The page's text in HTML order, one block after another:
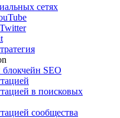
сетях
SEO
в поисковых
сообщества